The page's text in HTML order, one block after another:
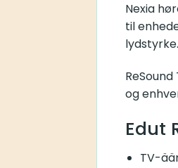
Nexia
til
lydstyrke.
og
Edut
TV-